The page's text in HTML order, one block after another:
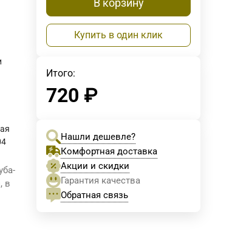
в
В корзину
Купить в один клик
Итого:
720 ₽
Нашли дешевле?
Комфортная доставка
Акции и скидки
Гарантия качества
Обратная связь